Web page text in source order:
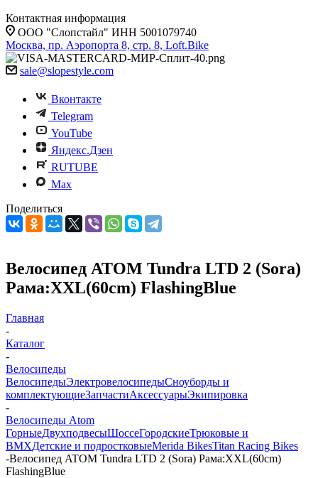
Контактная информация
ООО "Слопстайл" ИНН 5001079740
Москва, пр. Аэропорта 8, стр. 8, Loft.Bike
sale@slopestyle.com
Вконтакте
Telegram
YouTube
Яндекс.Дзен
RUTUBE
Max
Поделиться
Велосипед ATOM Tundra LTD 2 (Sora)
Рама:XXL(60cm) FlashingBlue
Главная
-
Каталог
-
Велосипеды
ВелосипедыЭлектровелосипедыCноуборды и
комплектующиеЗапчастиАксессуарыЭкипировка
-
Велосипеды Atom
ГорныеДвухподвесыШоссеГородскиеТрюковые и
BMXДетские и подростковыеMerida BikesTitan Racing Bikes
-Велосипед ATOM Tundra LTD 2 (Sora) Рама:XXL(60cm)
FlashingBlue